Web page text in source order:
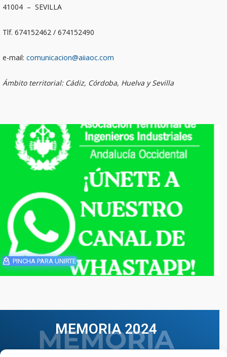
41004 – SEVILLA
Tlf. 674152462 / 674152490
e-mail: comunicacion@aiiaoc.com
Ámbito territorial: Cádiz, Córdoba, Huelva y Sevilla
PINCHA PARA UNIRTE
MEMORIA 2024